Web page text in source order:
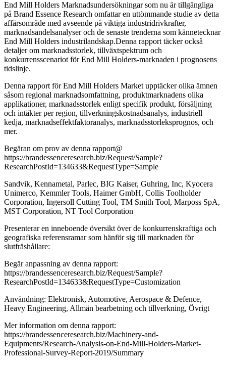
End Mill Holders Marknadsundersökningar som nu är tillgängliga
på Brand Essence Research omfattar en uttömmande studie av detta
affärsområde med avseende på viktiga industridrivkrafter,
marknadsandelsanalyser och de senaste trenderna som kännetecknar
End Mill Holders industrilandskap.Denna rapport täcker också
detaljer om marknadsstorlek, tillväxtspektrum och
konkurrensscenariot för End Mill Holders-marknaden i prognosens
tidslinje.
Denna rapport för End Mill Holders Market upptäcker olika ämnen
såsom regional marknadsomfattning, produktmarknadens olika
applikationer, marknadsstorlek enligt specifik produkt, försäljning
och intäkter per region, tillverkningskostnadsanalys, industriell
kedja, marknadseffektfaktoranalys, marknadsstorleksprognos, och
mer.
Begäran om prov av denna rapport@
https://brandessenceresearch.biz/Request/Sample?
ResearchPostId=134633&RequestType=Sample
Sandvik, Kennametal, Parlec, BIG Kaiser, Guhring, Inc, Kyocera
Unimerco, Kemmler Tools, Haimer GmbH, Collis Toolholder
Corporation, Ingersoll Cutting Tool, TM Smith Tool, Marposs SpA,
MST Corporation, NT Tool Corporation
Presenterar en inneboende översikt över de konkurrenskraftiga och
geografiska referensramar som hänför sig till marknaden för
slutfräshållare:
Begär anpassning av denna rapport:
https://brandessenceresearch.biz/Request/Sample?
ResearchPostId=134633&RequestType=Customization
Användning: Elektronisk, Automotive, Aerospace & Defence,
Heavy Engineering, Allmän bearbetning och tillverkning, Övrigt
Mer information om denna rapport:
https://brandessenceresearch.biz/Machinery-and-
Equipments/Research-Analysis-on-End-Mill-Holders-Market-
Professional-Survey-Report-2019/Summary